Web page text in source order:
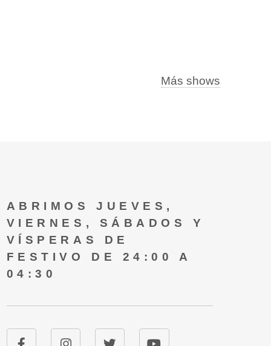
Más shows
ABRIMOS JUEVES,
VIERNES, SÁBADOS Y
VÍSPERAS DE
FESTIVO DE 24:00 A
04:30